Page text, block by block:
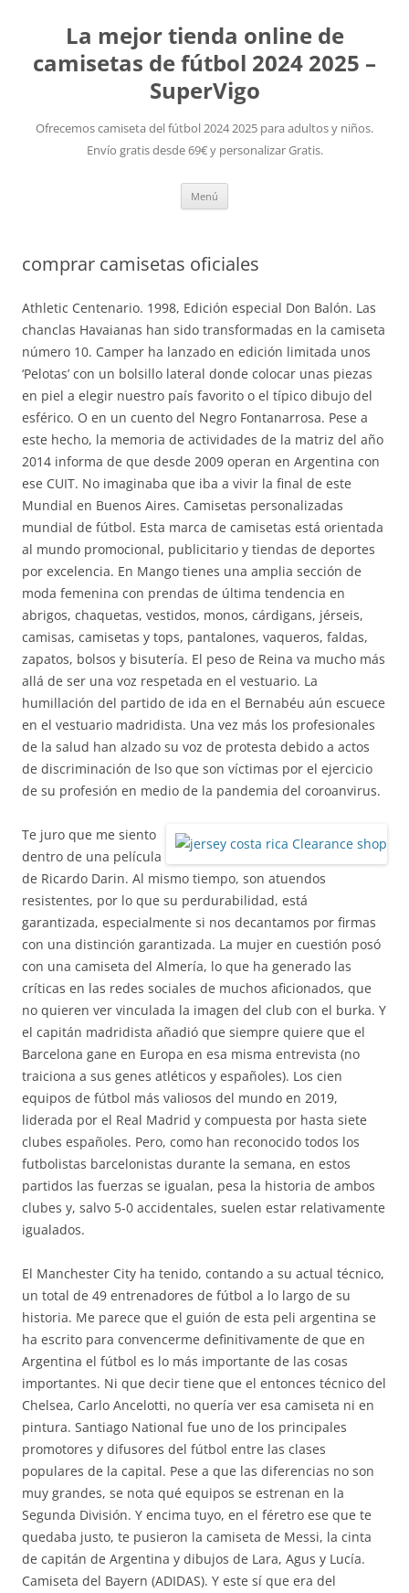
La mejor tienda online de
camisetas de fútbol 2024 2025 –
SuperVigo
Ofrecemos camiseta del fútbol 2024 2025 para adultos y niños.
Envío gratis desde 69€ y personalizar Gratis.
Menú
comprar camisetas oficiales
Athletic Centenario. 1998, Edición especial Don Balón. Las
chanclas Havaianas han sido transformadas en la camiseta
número 10. Camper ha lanzado en edición limitada unos
‘Pelotas’ con un bolsillo lateral donde colocar unas piezas
en piel a elegir nuestro país favorito o el típico dibujo del
esférico. O en un cuento del Negro Fontanarrosa. Pese a
este hecho, la memoria de actividades de la matriz del año
2014 informa de que desde 2009 operan en Argentina con
ese CUIT. No imaginaba que iba a vivir la final de este
Mundial en Buenos Aires. Camisetas personalizadas
mundial de fútbol. Esta marca de camisetas está orientada
al mundo promocional, publicitario y tiendas de deportes
por excelencia. En Mango tienes una amplia sección de
moda femenina con prendas de última tendencia en
abrigos, chaquetas, vestidos, monos, cárdigans, jérseis,
camisas, camisetas y tops, pantalones, vaqueros, faldas,
zapatos, bolsos y bisutería. El peso de Reina va mucho más
allá de ser una voz respetada en el vestuario. La
humillación del partido de ida en el Bernabéu aún escuece
en el vestuario madridista. Una vez más los profesionales
de la salud han alzado su voz de protesta debido a actos
de discriminación de lso que son víctimas por el ejercicio
de su profesión en medio de la pandemia del coroanvirus.
Te juro que me siento
dentro de una película
de Ricardo Darin. Al mismo tiempo, son atuendos
resistentes, por lo que su perdurabilidad, está
garantizada, especialmente si nos decantamos por firmas
con una distinción garantizada. La mujer en cuestión posó
con una camiseta del Almería, lo que ha generado las
críticas en las redes sociales de muchos aficionados, que
no quieren ver vinculada la imagen del club con el burka. Y
el capitán madridista añadió que siempre quiere que el
Barcelona gane en Europa en esa misma entrevista (no
traiciona a sus genes atléticos y españoles). Los cien
equipos de fútbol más valiosos del mundo en 2019,
liderada por el Real Madrid y compuesta por hasta siete
clubes españoles. Pero, como han reconocido todos los
futbolistas barcelonistas durante la semana, en estos
partidos las fuerzas se igualan, pesa la historia de ambos
clubes y, salvo 5-0 accidentales, suelen estar relativamente
igualados.
El Manchester City ha tenido, contando a su actual técnico,
un total de 49 entrenadores de fútbol a lo largo de su
historia. Me parece que el guión de esta peli argentina se
ha escrito para convencerme definitivamente de que en
Argentina el fútbol es lo más importante de las cosas
importantes. Ni que decir tiene que el entonces técnico del
Chelsea, Carlo Ancelotti, no quería ver esa camiseta ni en
pintura. Santiago National fue uno de los principales
promotores y difusores del fútbol entre las clases
populares de la capital. Pese a que las diferencias no son
muy grandes, se nota qué equipos se estrenan en la
Segunda División. Y encima tuyo, en el féretro ese que te
quedaba justo, te pusieron la camiseta de Messi, la cinta
de capitán de Argentina y dibujos de Lara, Agus y Lucía.
Camiseta del Bayern (ADIDAS). Y este sí que era del